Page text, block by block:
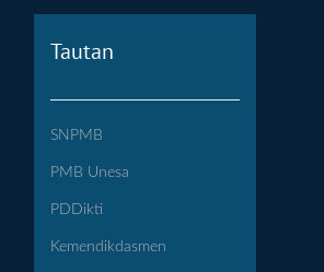
Tautan
SNPMB
PMB Unesa
PDDikti
Kemendikdasmen